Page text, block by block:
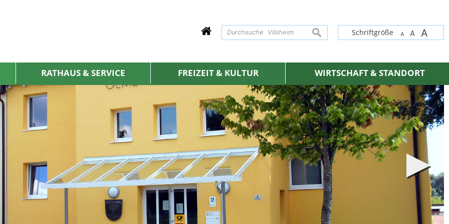
Schriftgröße A A A
suchen
RATHAUS & SERVICE FREIZEIT & KULTUR WIRTSCHAFT & STANDORT